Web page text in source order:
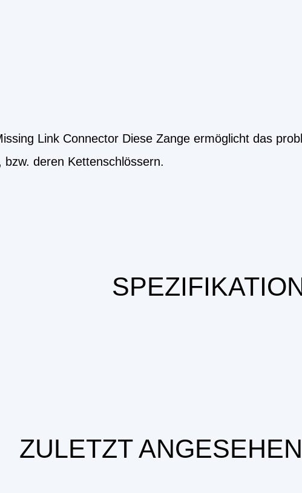
Link Connector Diese Zange ermöglicht das
bzw. deren Kettenschlössern.
ZULETZT